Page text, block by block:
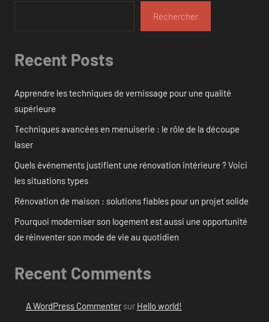
Rechercher
Recent Posts
Apprendre les techniques de vernissage pour une qualité
supérieure
Techniques avancées en menuiserie : le rôle de la découpe
laser
Quels événements justifient une rénovation intérieure ? Voici
les situations types
Rénovation de maison : solutions fiables pour un projet solide
Pourquoi moderniser son logement est aussi une opportunité
de réinventer son mode de vie au quotidien
Recent Comments
A WordPress Commentersur Hello world!